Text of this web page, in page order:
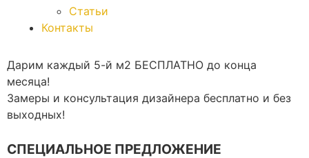
Статьи
Контакты
Дарим каждый 5-й м2 БЕСПЛАТНО до конца
месяца!
Замеры и консультация дизайнера бесплатно и без
выходных!
СПЕЦИАЛЬНОЕ ПРЕДЛОЖЕНИЕ